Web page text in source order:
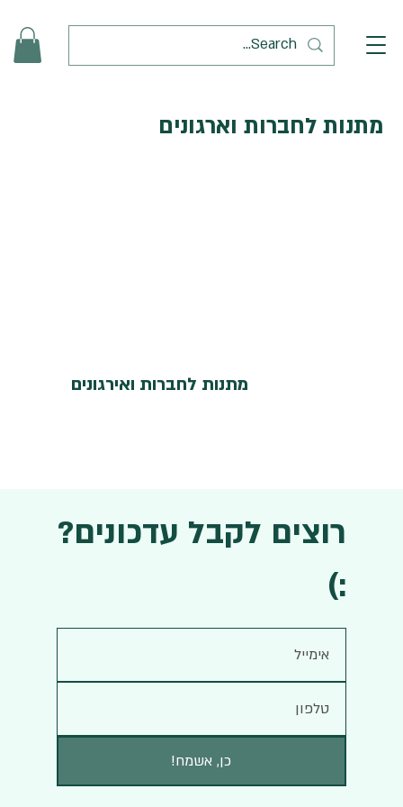
מתנות לחברות ואירגונים
מתנות לחברות וארגונים
רוצים לקבל עדכונים?
:)
!כן, אשמח